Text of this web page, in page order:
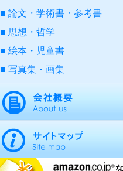
論文・学術書・参考書
思想・哲学
絵本・児童書
写真集・画集